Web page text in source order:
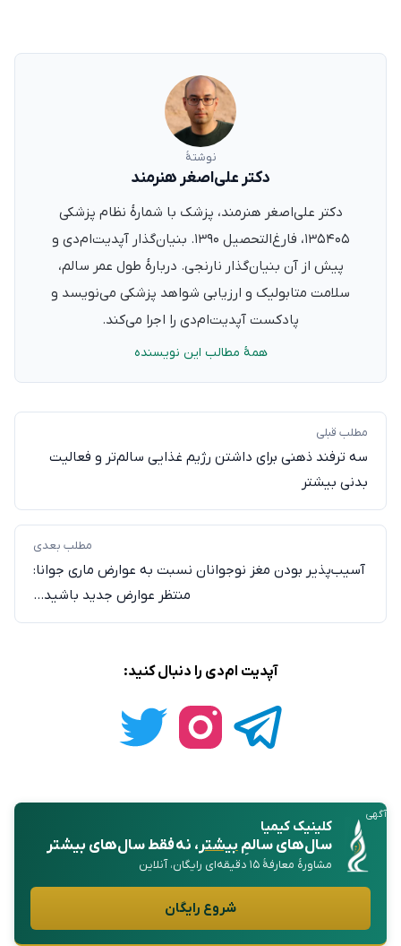
نوشتهٔ
دکتر علی‌اصغر هنرمند
دکتر علی‌اصغر هنرمند، پزشک با شمارهٔ نظام پزشکی
۱۳۵۴۰۵، فارغ‌التحصیل ۱۳۹۰. بنیان‌گذار آپدیت‌ام‌دی و پیش
از آن بنیان‌گذار نارنجی. دربارهٔ طول عمر سالم، سلامت
متابولیک و ارزیابی شواهد پزشکی می‌نویسد و پادکست
آپدیت‌ام‌دی را اجرا می‌کند.
همهٔ مطالب این نویسنده
بدنی بیشتر
مطلب بعدی
مشاورهٔ معارفهٔ ۱۵ دقیقه‌ای رایگان، آنلاین
شروع رایگان